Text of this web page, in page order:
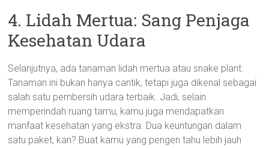
4. Lidah Mertua: Sang Penjaga
Kesehatan Udara
Selanjutnya, ada tanaman lidah mertua atau snake plant.
Tanaman ini bukan hanya cantik, tetapi juga dikenal sebagai
salah satu pembersih udara terbaik. Jadi, selain
memperindah ruang tamu, kamu juga mendapatkan
manfaat kesehatan yang ekstra. Dua keuntungan dalam
satu paket, kan? Buat kamu yang pengen tahu lebih jauh